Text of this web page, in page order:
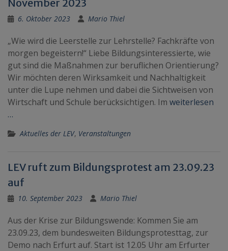
November 2023
6. Oktober 2023 Mario Thiel
„Wie wird die Leerstelle zur Lehrstelle? Fachkräfte von
morgen begeistern!“ Liebe Bildungsinteressierte, wie
gut sind die Maßnahmen zur beruflichen Orientierung?
Wir möchten deren Wirksamkeit und Nachhaltigkeit
unter die Lupe nehmen und dabei die Sichtweisen von
Wirtschaft und Schule berücksichtigen. Im weiterlesen
…
Aktuelles der LEV, Veranstaltungen
LEV ruft zum Bildungsprotest am 23.09.23
auf
10. September 2023 Mario Thiel
Aus der Krise zur Bildungswende: Kommen Sie am
23.09.23, dem bundesweiten Bildungsprotesttag, zur
Demo nach Erfurt auf. Start ist 12.05 Uhr am Erfurter